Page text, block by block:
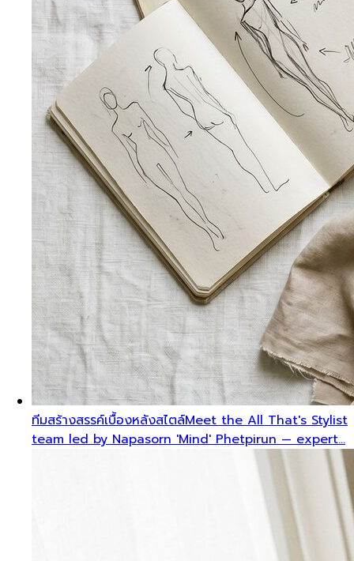
ทีมสร้างสรรค์เบื้องหลังสไตล์Meet the All That's Stylist
team led by Napasorn 'Mind' Phetpirun — expert…